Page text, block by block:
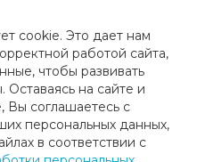
cookie. Это дает нам
работой сайта,
чтобы развивать
на сайте и
Вы соглашаетесь с
персональных данных,
в соответствии с
ТУРНИРА